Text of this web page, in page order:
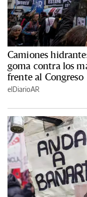
Camiones
goma contra los
frente al Congreso
elDiarioAR